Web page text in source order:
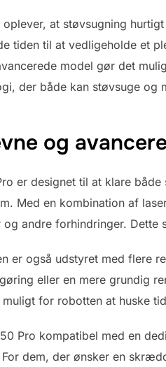
oplever, at støvsugning
tiden til at vedligeholde et
model gør det
der både kan støvsuge og
og
er designet til at klare
Med en kombination af
og andre forhindringer.
er også udstyret med flere
eller en mere grundig
for robotten at huske
Pro kompatibel med en
dem, der ønsker en